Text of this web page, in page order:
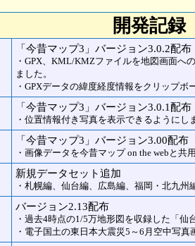
開発記録
「今昔マップ3」バージョン3.0.2配布
・GPX、KML/KMZファイルを地図画面へ
ました。
・GPXデータの緯度経度情報をクリップ
「今昔マップ3」バージョン3.0.1配布
・位置情報付き写真を表示できるようにし
「今昔マップ3」バージョン3.00配布
・画像データを今昔マップ on the webと共
新規データセット追加
・札幌編、仙台編、広島編、福岡・北九
バージョン2.13配布
・過去4時点の1/5万地形図を収録した「仙
・電子国土の東日本大震災5～6月空中写